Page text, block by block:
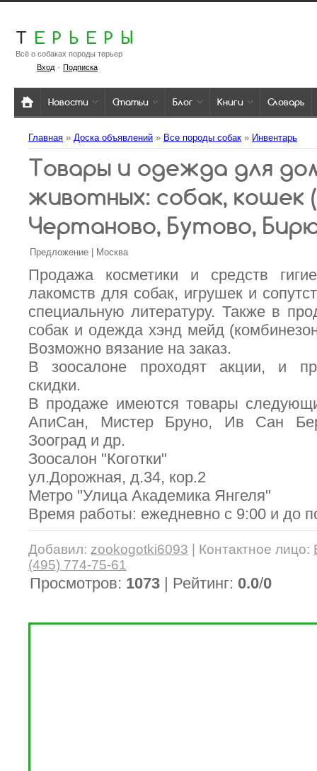
Т ЕРЬЕРЫ
Всё о собаках породы терьер
Вход· Подписка
Новости Статьи Блог Книги Словарь
Главная » Доска объявлений » Все породы собак » Инвентарь
Товары и одежда для
животных: собак, кошек
Чертаново, Бутово,
Предложение | Москва
Продажа косметики и средств
лакомств для собак, игрушек и
специальную литературу. Также в
собак и одежда хэнд мейд
Возможно вязание на заказ.
В зоосалоне проходят акции, и
скидки.
В продаже имеются товары
АпиСан, Мистер Бруно, Ив Сан
Зооград и др.
Зоосалон "Коготки"
ул.Дорожная, д.34, кор.2
Метро "Улица Академика Янгеля"
Время работы: ежедневно с 9:00 и до
Добавил: zookogotki6093 Контактное лицо:
(495) 774-75-61
Просмотров: 1073 | Рейтинг: 0.0/0